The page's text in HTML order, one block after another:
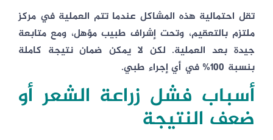
تقل احتمالية هذه المشاكل عندما تتم العملية في مركز
ملتزم بالتعقيم، وتحت إشراف طبيب مؤهل، ومع متابعة
جيدة بعد العملية. لكن لا يمكن ضمان نتيجة كاملة
بنسبة 100% في أي إجراء طبي.
أسباب فشل زراعة الشعر أو
ضعف النتيجة